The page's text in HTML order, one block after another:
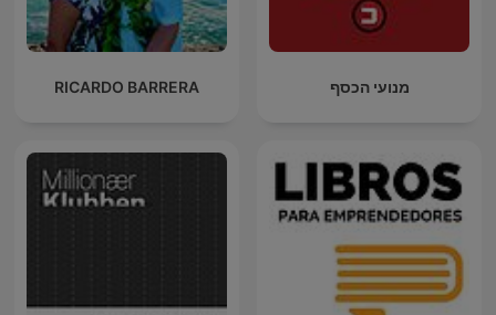
RICARDO BARRERA מנועי הכסף